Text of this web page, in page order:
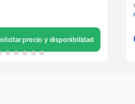
precio y disponibilidad